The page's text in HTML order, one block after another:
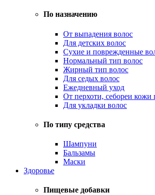
По назначению
От выпадения волос
Для детских волос
Сухие и поврежденные
Нормальный тип волос
Жирный тип волос
Для седых волос
Ежедневный уход
От перхоти, себореи кожи
Для укладки волос
По типу средства
Шампуни
Бальзамы
Маски
Здоровье
Пищевые добавки